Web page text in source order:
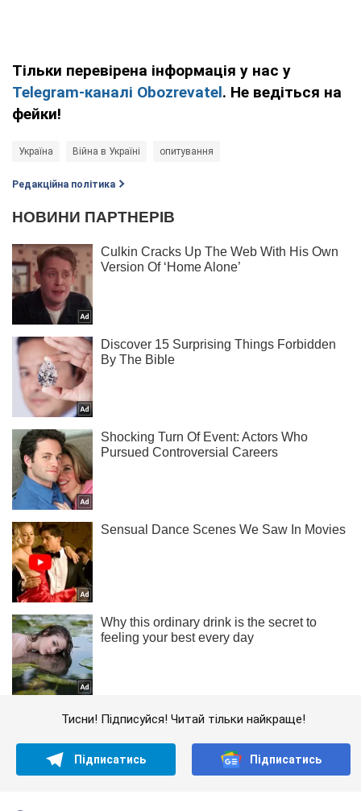
Тільки перевірена інформація у нас у
Telegram-каналі Obozrevatel. Не ведіться на
фейки!
Україна Війна в Україні опитування
Редакційна політика
Тисни! Підписуйся! Читай тільки найкраще!
Підписатись Підписатись